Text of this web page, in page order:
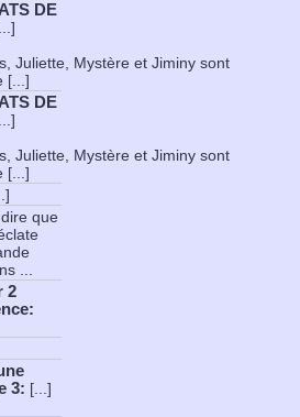
DE
Juliette, Mystère et Jiminy sont
[...]
DE
Juliette, Mystère et Jiminy sont
[...]
que
...
2
:
3: [...]